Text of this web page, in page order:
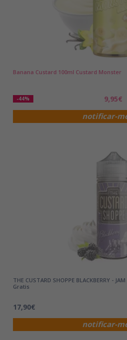
notificar-
Banana Custard 100ml Custard Monster
-44% 9,95€
notificar-
THE CUSTARD SHOPPE BLACKBERRY -
Gratis
17,90€